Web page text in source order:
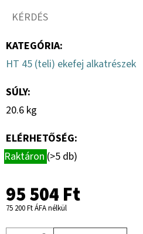
KÉRDÉS
KATEGÓRIA:
HT 45 (teli) ekefej alkatrészek
SÚLY:
20.6 kg
ELÉRHETŐSÉG:
Raktáron (>5 db)
95 504 Ft
75 200 Ft ÁFA nélkül